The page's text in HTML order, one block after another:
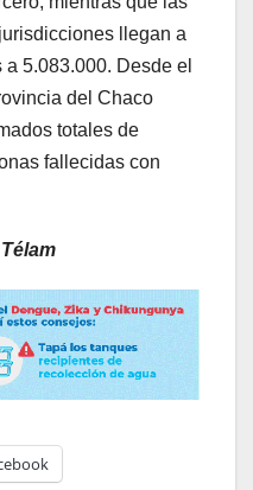
llegan a
5.083.000. Desde el
del Chaco
totales de
fallecidas con